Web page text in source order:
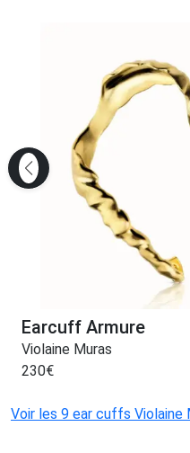
Earcuff Armure
Violaine Muras
230€
Voir les 9 ear cuffs Violaine